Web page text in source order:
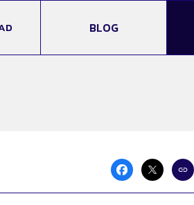
BLOG